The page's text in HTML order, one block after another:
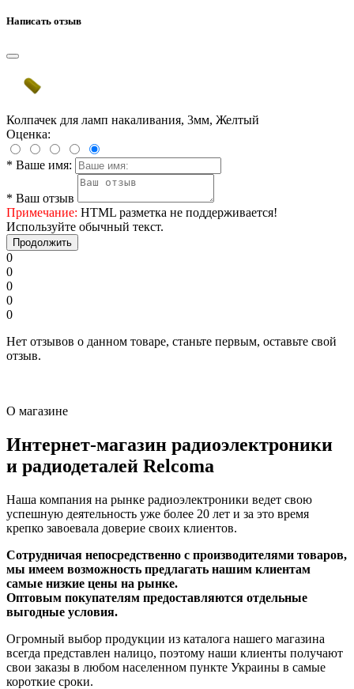
Написать отзыв
Колпачек для ламп накаливания, 3мм, Желтый
Оценка:
* Ваше имя:
* Ваш отзыв
Примечание: HTML разметка не поддерживается!
Используйте обычный текст.
Продолжить
0
0
0
0
0
Нет отзывов о данном товаре, станьте первым, оставьте свой
отзыв.
О магазине
Интернет-магазин радиоэлектроники
и радиодеталей Relcoma
Наша компания на рынке радиоэлектроники ведет свою
успешную деятельность уже более 20 лет и за это время
крепко завоевала доверие своих клиентов.
Сотрудничая непосредственно с производителями товаров,
мы имеем возможность предлагать нашим клиентам
самые низкие цены на рынке.
Оптовым покупателям предоставляются отдельные
выгодные условия.
Огромный выбор продукции из каталога нашего магазина
всегда представлен налицо, поэтому наши клиенты получают
свои заказы в любом населенном пункте Украины в самые
короткие сроки.